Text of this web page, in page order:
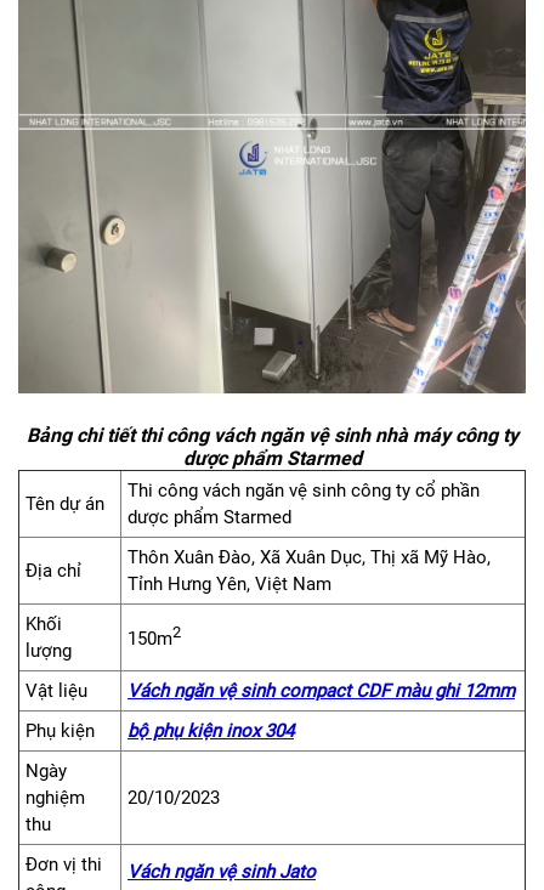
Bảng chi tiết thi công vách ngăn vệ sinh nhà máy công ty
dược phẩm Starmed
Tên dự án
Thi công vách ngăn vệ sinh công ty cổ phần
dược phẩm Starmed
Địa chỉ
Thôn Xuân Đào, Xã Xuân Dục, Thị xã Mỹ Hào,
Tỉnh Hưng Yên, Việt Nam
Khối
lượng
150m2
Vật liệu
Vách ngăn vệ sinh compact CDF màu ghi 12mm
Phụ kiện
bộ phụ kiện inox 304
Ngày
nghiệm
thu
20/10/2023
Đơn vị thi
Vách ngăn vệ sinh Jato